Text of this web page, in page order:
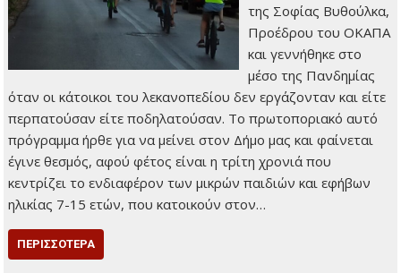
της Σοφίας Βυθούλκα,
Προέδρου του ΟΚΑΠΑ
και γεννήθηκε στο
μέσο της Πανδημίας
όταν οι κάτοικοι του λεκανοπεδίου δεν εργάζονταν και είτε
περπατούσαν είτε ποδηλατούσαν. Το πρωτοποριακό αυτό
πρόγραμμα ήρθε για να μείνει στον Δήμο μας και φαίνεται
έγινε θεσμός, αφού φέτος είναι η τρίτη χρονιά που
κεντρίζει το ενδιαφέρον των μικρών παιδιών και εφήβων
ηλικίας 7-15 ετών, που κατοικούν στον…
ΠΕΡΙΣΣΌΤΕΡΑ